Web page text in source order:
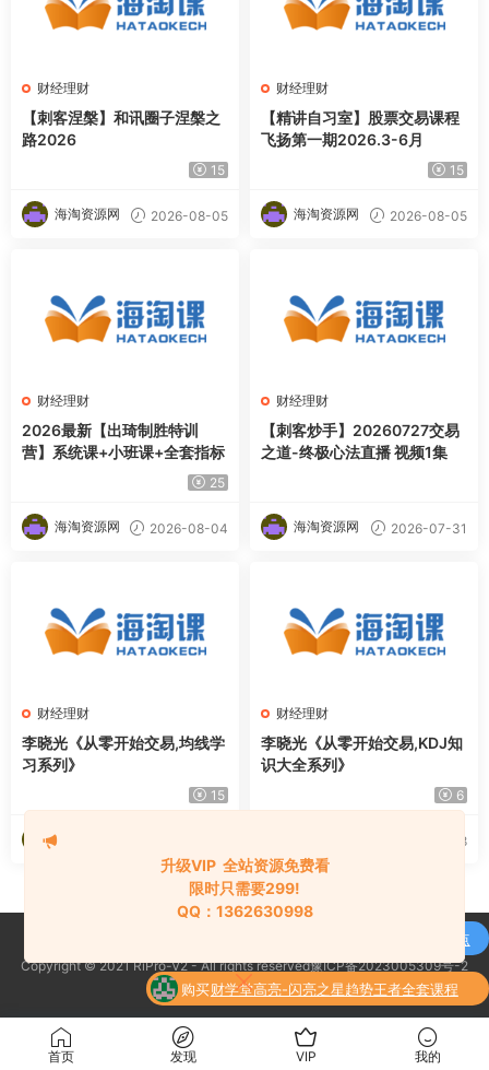
财经理财
【刺客涅槃】和讯圈子涅槃之
路2026
15
海淘资源网 2026-08-05
财经理财
【精讲自习室】股票交易课程
飞扬第一期2026.3-6月
15
海淘资源网 2026-08-05
财经理财
2026最新【出琦制胜特训
营】系统课+小班课+全套指标
25
海淘资源网 2026-08-04
财经理财
【刺客炒手】20260727交易
之道-终极心法直播 视频1集
海淘资源网 2026-07-31
财经理财
李晓光《从零开始交易,均线学
习系列》
15
海淘资源网
财经理财
李晓光《从零开始交易,KDJ知
识大全系列》
6
2026-07-28
Copyright © 2021 RiPro-V2 - All rights reserved豫ICP备2023005309号-2
京公网安备 188888888
首页 发现 VIP 我的
升级VIP 全站资源免费看
限时只需要299!
QQ：1362630998
了
通达信强龙战法抄底先锋捕捉主升浪买点
全套指标公式
购买
了
财学堂高亮-闪亮之星趋势王者全套课程
（指标+日报+小班课）
升级了 终身VIP